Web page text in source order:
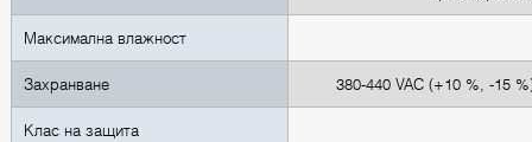
Максимална влажност
Захранване 380-440 VAC (+10 %, -15
Клас на защита